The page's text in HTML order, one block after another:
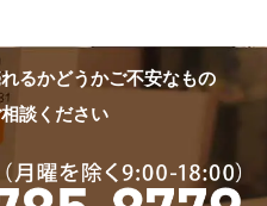
るかどうかご不安なもの
談ください